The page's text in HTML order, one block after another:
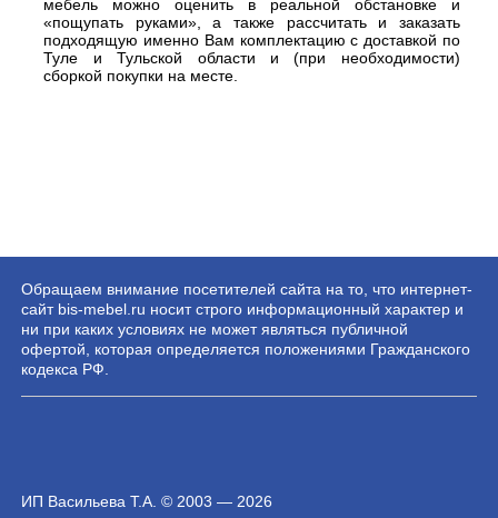
мебель можно оценить в реальной обстановке и
«пощупать руками», а также рассчитать и заказать
подходящую именно Вам комплектацию с доставкой по
Туле и Тульской области и (при необходимости)
сборкой покупки на месте.
Обращаем внимание посетителей сайта на то, что интернет-
сайт bis-mebel.ru носит строго информационный характер и
ни при каких условиях не может являться публичной
офертой, которая определяется положениями Гражданского
кодекса РФ.
ИП Васильева Т.А. © 2003 — 2026